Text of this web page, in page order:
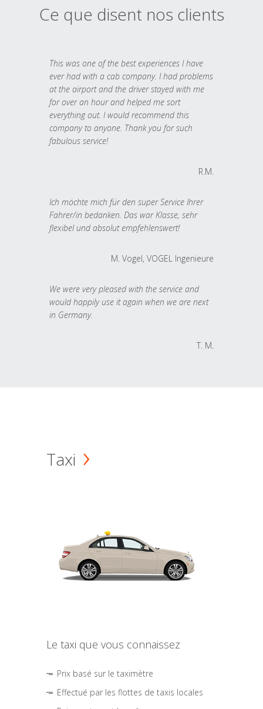
Ce que disent nos clients
This was one of the best experiences I have
ever had with a cab company. I had problems
at the airport and the driver stayed with me
for over an hour and helped me sort
everything out. I would recommend this
company to anyone. Thank you for such
fabulous service!
R.M.
Ich möchte mich für den super Service Ihrer
Fahrer/in bedanken. Das war Klasse, sehr
flexibel und absolut empfehlenswert!
M. Vogel, VOGEL Ingenieure
We were very pleased with the service and
would happily use it again when we are next
in Germany.
T. M.
Taxi
Le taxi que vous connaissez
Prix basé sur le taximètre
Effectué par les flottes de taxis locales